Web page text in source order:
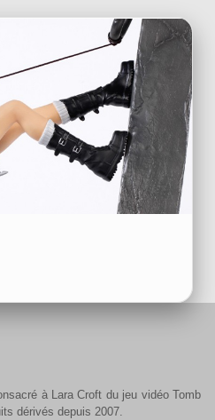
à Lara Croft du jeu vidéo Tomb
dérivés depuis 2007.